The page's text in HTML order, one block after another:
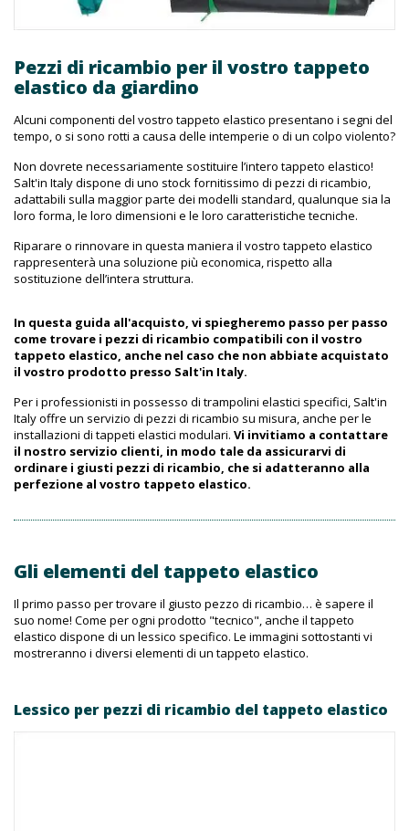
Pezzi di ricambio per il vostro tappeto
elastico da giardino
Alcuni componenti del vostro tappeto elastico presentano i segni del
tempo, o si sono rotti a causa delle intemperie o di un colpo violento?
Non dovrete necessariamente sostituire l’intero tappeto elastico!
Salt'in Italy dispone di uno stock fornitissimo di pezzi di ricambio,
adattabili sulla maggior parte dei modelli standard, qualunque sia la
loro forma, le loro dimensioni e le loro caratteristiche tecniche.
Riparare o rinnovare in questa maniera il vostro tappeto elastico
rappresenterà una soluzione più economica, rispetto alla
sostituzione dell’intera struttura.
In questa guida all'acquisto, vi spiegheremo passo per passo
come trovare i pezzi di ricambio compatibili con il vostro
tappeto elastico, anche nel caso che non abbiate acquistato
il vostro prodotto presso Salt'in Italy.
Per i professionisti in possesso di trampolini elastici specifici, Salt'in
Italy offre un servizio di pezzi di ricambio su misura, anche per le
installazioni di tappeti elastici modulari. Vi invitiamo a contattare
il nostro servizio clienti, in modo tale da assicurarvi di
ordinare i giusti pezzi di ricambio, che si adatteranno alla
perfezione al vostro tappeto elastico.
Gli elementi del tappeto elastico
Il primo passo per trovare il giusto pezzo di ricambio… è sapere il
suo nome! Come per ogni prodotto "tecnico", anche il tappeto
elastico dispone di un lessico specifico. Le immagini sottostanti vi
mostreranno i diversi elementi di un tappeto elastico.
Lessico per pezzi di ricambio del tappeto elastico